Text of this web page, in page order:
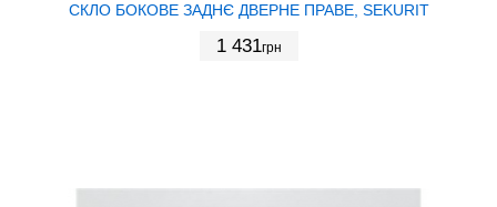
СКЛО БОКОВЕ ЗАДНЄ ДВЕРНЕ ПРАВЕ, SEKURIT
1 431грн